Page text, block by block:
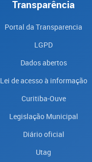
Transparência
Portal da Transparencia
LGPD
Dados abertos
Lei de acesso à informação
Curitiba-Ouve
Legislação Municipal
Diário oficial
Utag